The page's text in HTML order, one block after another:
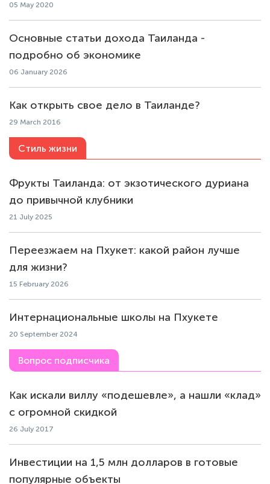
05 May 2020
Основные статьи дохода Таиланда -
подробно об экономике
06 January 2026
Как открыть свое дело в Таиланде?
29 March 2016
Стиль жизни
Фрукты Таиланда: от экзотического дуриана
до привычной клубники
21 July 2025
Переезжаем на Пхукет: какой район лучше
для жизни?
15 February 2026
Интернациональные школы на Пхукете
20 September 2024
Вопрос подписчика
Как искали виллу «подешевле», а нашли «клад»
с огромной скидкой
26 July 2017
Инвестиции на 1,5 млн долларов в готовые
популярные объекты